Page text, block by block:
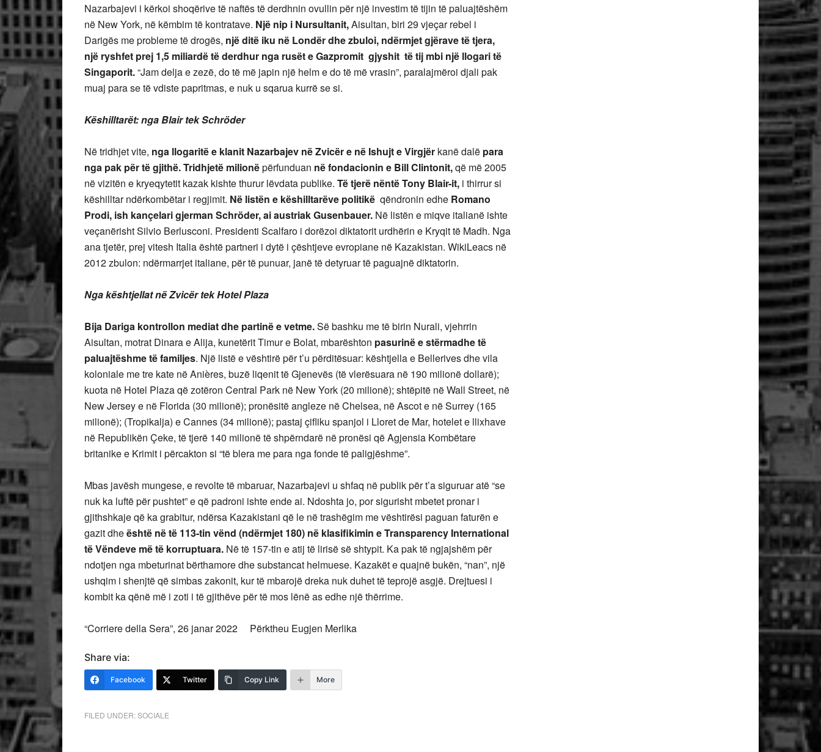
Nazarbajevi i kërkoi shoqërive të naftës të derdhnin ovullin për një investim të tijin të paluajtëshëm
në New York, në këmbim të kontratave. Një nip i Nursultanit,Aisultan, biri 29 vjeçar rebel i
Darigës me probleme të drogës, një ditë iku në Londër dhe zbuloi, ndërmjet gjërave të tjera,
një ryshfet prej 1,5 miliardë të derdhur nga rusët e Gazpromit gjyshit të tij mbi një llogari të
Singaporit.“Jam delja e zezë, do të më japin një helm e do të më vrasin”, paralajmëroi djali pak
muaj para se të vdiste papritmas, e nuk u sqarua kurrë se si.
Këshilltarët: nga Blair tek Schröder
Në tridhjet vite, nga llogaritë e klanit Nazarbajev në Zvicër e në Ishujt e Virgjër kanë dalë para
nga pak për të gjithë. Tridhjetë milionëpërfunduan në fondacionin e Bill Clintonit,që më 2005
në vizitën e kryeqytetit kazak kishte thurur lëvdata publike. Të tjerë nëntë Tony Blair-it, i thirrur si
këshilltar ndërkombëtar i regjimit. Në listën e këshilltarëve politikë qëndronin edhe Romano
Prodi, ish kançelari gjerman Schröder, ai austriak Gusenbauer. Në listën e miqve italianë ishte
veçanërisht Silvio Berlusconi. Presidenti Scalfaro i dorëzoi diktatorit urdhërin e Kryqit të Madh. Nga
ana tjetër, prej vitesh Italia është partneri i dytë i çështjeve evropiane në Kazakistan. WikiLeacs në
2012 zbulon: ndërmarrjet italiane, për të punuar, janë të detyruar të paguajnë diktatorin.
Nga kështjellat në Zvicër tek Hotel Plaza
Bija Dariga kontrollon mediat dhe partinë e vetme.Së bashku me të birin Nurali, vjehrrin
Aisultan, motrat Dinara e Alija, kunetërit Timur e Bolat, mbarështon pasurinë e stërmadhe të
paluajtëshme të familjes. Një listë e vështirë për t’u përditësuar: kështjella e Bellerives dhe vila
koloniale me tre kate në Anières, buzë liqenit të Gjenevës (të vlerësuara në 190 milionë dollarë);
kuota në Hotel Plaza që zotëron Central Park në New York (20 milionë); shtëpitë në Wall Street, në
New Jersey e në Florida (30 milionë); pronësitë angleze në Chelsea, në Ascot e në Surrey (165
milionë); (Tropikalja) e Cannes (34 milionë); pastaj çifliku spanjol i Lloret de Mar, hotelet e llixhave
në Republikën Çeke, të tjerë 140 milionë të shpërndarë në pronësi që Agjensia Kombëtare
britanike e Krimit i përcakton si “të blera me para nga fonde të paligjëshme”.
Mbas javësh mungese, e revolte të mbaruar, Nazarbajevi u shfaq në publik për t’a siguruar atë “se
nuk ka luftë për pushtet” e që padroni ishte ende ai. Ndoshta jo, por sigurisht mbetet pronar i
gjithshkaje që ka grabitur, ndërsa Kazakistani që le në trashëgim me vështirësi paguan faturën e
gazit dheështë në të 113-tin vënd (ndërmjet 180) në klasifikimin e Transparency International
të Vëndeve më të korruptuara. Në të 157-tin e atij të lirisë së shtypit. Ka pak të ngjajshëm për
ndotjen nga mbeturinat bërthamore dhe substancat helmuese. Kazakët e quajnë bukën, “nan”, një
ushqim i shenjtë që simbas zakonit, kur të mbarojë dreka nuk duhet të teprojë asgjë. Drejtuesi i
kombit ka qënë më i zoti i të gjithëve për të mos lënë as edhe një thërrime.
“Corriere della Sera”, 26 janar 2022 Përktheu Eugjen Merlika
Share via:
Facebook Twitter Copy Link More
FILED UNDER:SOCIALE